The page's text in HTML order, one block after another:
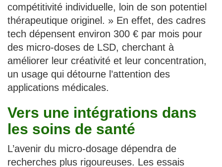
compétitivité individuelle, loin de son potentiel
thérapeutique originel. » En effet, des cadres
tech dépensent environ 300 € par mois pour
des micro-doses de LSD, cherchant à
améliorer leur créativité et leur concentration,
un usage qui détourne l’attention des
applications médicales.
Vers une intégrations dans
les soins de santé
L’avenir du micro-dosage dépendra de
recherches plus rigoureuses. Les essais